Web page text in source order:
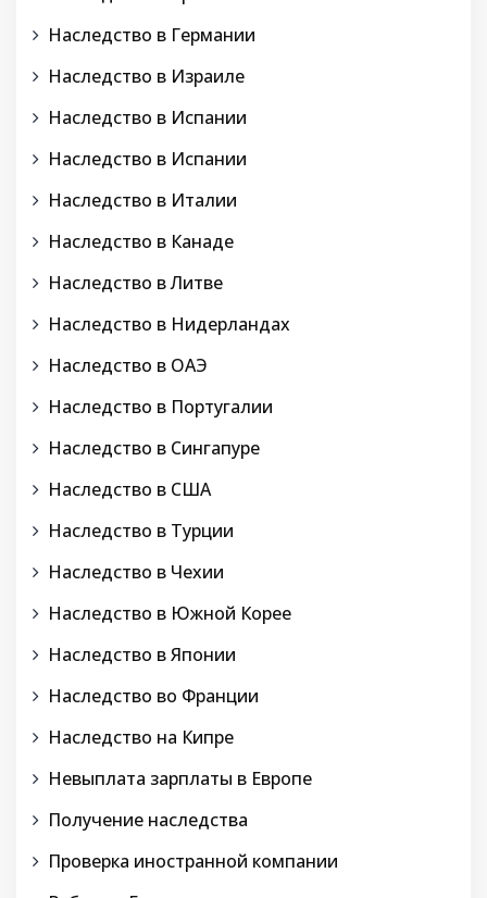
Наследство в Германии
Наследство в Израиле
Наследство в Испании
Наследство в Испании
Наследство в Италии
Наследство в Канаде
Наследство в Литве
Наследство в Нидерландах
Наследство в ОАЭ
Наследство в Португалии
Наследство в Сингапуре
Наследство в США
Наследство в Турции
Наследство в Чехии
Наследство в Южной Корее
Наследство в Японии
Наследство во Франции
Наследство на Кипре
Невыплата зарплаты в Европе
Получение наследства
Проверка иностранной компании